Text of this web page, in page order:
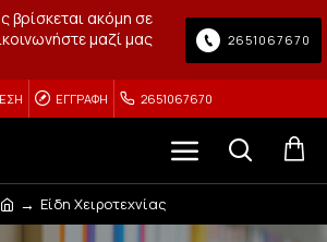
βρίσκεται ακόμη σε
μαζί μας
2651067670
ΕΓΓΡΑΦΉ 2651067670
Είδη Χειροτεχνίας